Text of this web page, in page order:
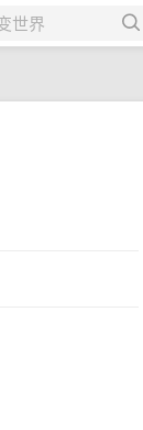
当前博